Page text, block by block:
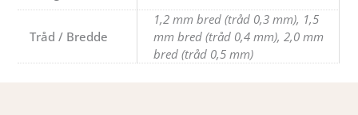
Tråd / Bredde
1,2 mm bred (tråd 0,3 mm), 1,5
mm bred (tråd 0,4 mm), 2,0 mm
bred (tråd 0,5 mm)